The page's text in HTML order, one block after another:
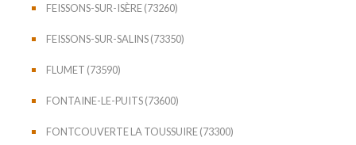
FEISSONS-SUR-ISÈRE (73260)
FEISSONS-SUR-SALINS (73350)
FLUMET (73590)
FONTAINE-LE-PUITS (73600)
FONTCOUVERTE LA TOUSSUIRE (73300)